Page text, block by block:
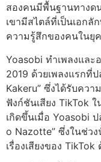
สองคนมีพื้นฐานทางด
เขามีสไตล์ที่เป็นเอกลั
ความรู้สึกของคนในยุ
Yoasobi ทำเพลงแล
2019 ด้วยเพลงแรกที่
Kakeru” ซึ่งได้รับคว
ฟังก์ชันเสียง TikTok
เกิดขึ้นเมื่อ Yoasobi
o Nazotte” ซึ่งในช่วง
เรื่องเสียงของ TikTok